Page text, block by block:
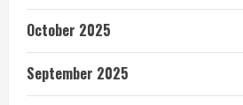
October 2025
September 2025